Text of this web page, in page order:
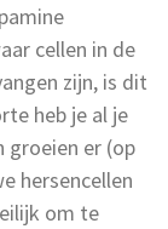
cellen in de
zijn, is dit
heb je al je
groeien er (op
hersencellen
om te